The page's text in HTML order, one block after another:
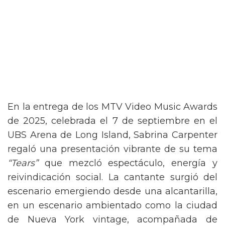
En la entrega de los MTV Video Music Awards
de 2025, celebrada el 7 de septiembre en el
UBS Arena de Long Island, Sabrina Carpenter
regaló una presentación vibrante de su tema
“Tears”que mezcló espectáculo, energía y
reivindicación social. La cantante surgió del
escenario emergiendo desde una alcantarilla,
en un escenario ambientado como la ciudad
de Nueva York vintage, acompañada de